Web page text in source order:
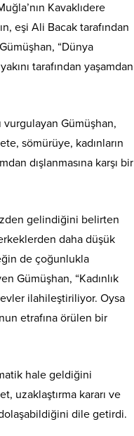
Kavaklıdere
eşi Ali Bacak tarafından
“Dünya
tarafından yaşamdan
vurgulayan Gümüşhan,
sömürüye, kadınların
dışlanmasına karşı bir
gelindiğini belirten
daha düşük
de çoğunlukla
Gümüşhan, “Kadınlık
ilahileştiriliyor. Oysa
etrafına örülen bir
hale geldiğini
uzaklaştırma kararı ve
dile getirdi.